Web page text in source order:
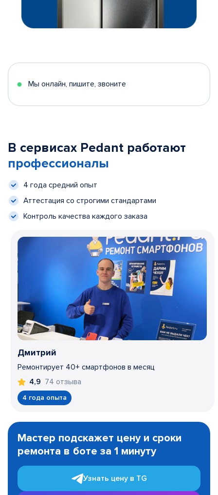
Мы онлайн, пишите, звоните
В сервисах Pedant работают
профессионалы
4 года средний опыт
Аттестация со строгими стандартами
Контроль качества каждого заказа
Дмитрий
Ремонтирует 40+ смартфонов в месяц
4,9 74 отзыва
4 года опыта
1
Мастер подскажет цену и сроки
ремонта в боте за 1 минуту
Узнать цену в TG